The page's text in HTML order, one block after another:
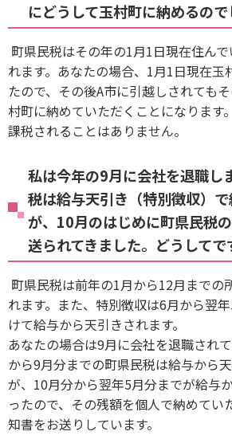
にどうして玉村町に納めるので
町県民税はその年の1月1日現在住ん
れます。あなたの場合、1月1日現在玉
たので、その後A市に引越しされても
村町に納めていただくことになります
課税されることはありません。
私は今年の9月に会社を退職し
税は給与天引き（特別徴収）
が、10月のはじめに町県民税
送られてきました。どうしてで
町県民税は前年の1月から12月までの
れます。また、特別徴収は6月から翌
けて給与から天引きされます。
あなたの場合は9月に会社を退職され
から9月分までの町県民税は給与から
が、10月分から翌年5月分までが給与
ったので、その残額を個人で納めてい
知書をお送りしています。